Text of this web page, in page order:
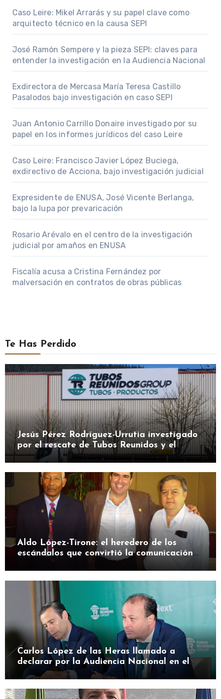
Caso Leire: Mikel Arrarás y su papel clave como
arquitecto técnico en la causa SEPI
José Ramón Sempere y la pieza SEPI: claves para
entender la investigación en la Audiencia Nacional
Exdirectora de Mercasa María Teresa Castillo
Pasalodos bajo investigación en caso SEPI
Juan Antonio Carrillo Donaire investigado por su
papel en los informes jurídicos del caso Leire
Caso Leire: Francisco Javier López Buciega,
exdirectivo de Acciona, bajo investigación judicial
Expresidente de ENUSA, José Vicente Berlanga,
bajo la lupa por prevaricación
Rosario Arévalo en el centro de la investigación
judicial por amaños en ENUSA
Fiscalía acusa a Cristina Fernández por
malversación en contratos de obras públicas
Te Has Perdido
Jesús Pérez Rodríguez-Urrutia investigado
por el rescate de Tubos Reunidos y el
préstamo de la SEPI
Aldo López-Tirone: el heredero de los
escándalos que convirtió la comunicación
en herramienta de presión
Carlos López de las Heras llamado a
declarar por la Audiencia Nacional en el
caso SEPI